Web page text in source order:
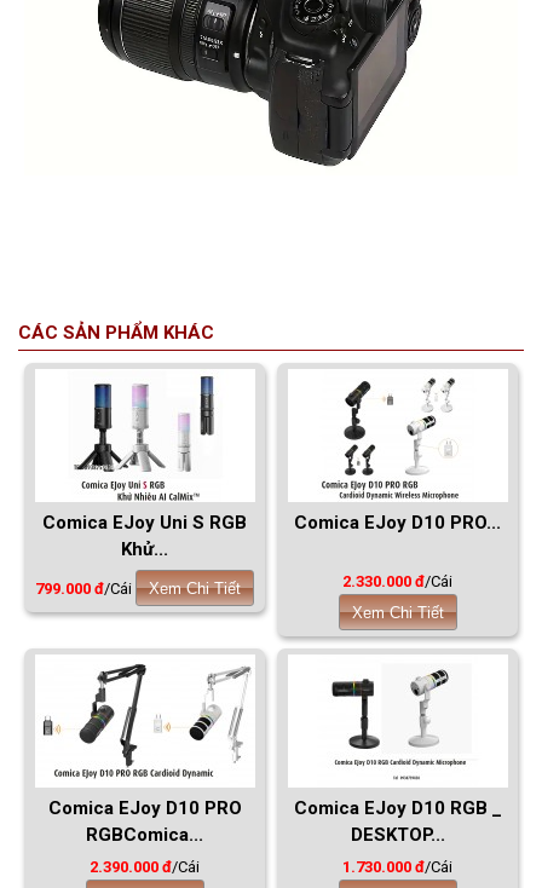
CÁC SẢN PHẨM KHÁC
Comica EJoy Uni S RGB
Khử...
799.000 đ/Cái Xem Chi Tiết
Comica EJoy D10 PRO...
2.330.000 đ/Cái
Xem Chi Tiết
Comica EJoy D10 PRO
RGBComica...
2.390.000 đ/Cái
Comica EJoy D10 RGB _
DESKTOP...
1.730.000 đ/Cái